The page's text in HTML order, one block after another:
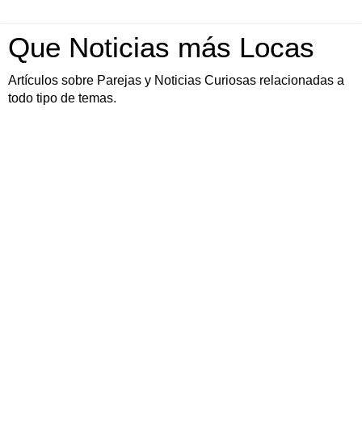
Que Noticias más Locas
Artículos sobre Parejas y Noticias Curiosas relacionadas a
todo tipo de temas.